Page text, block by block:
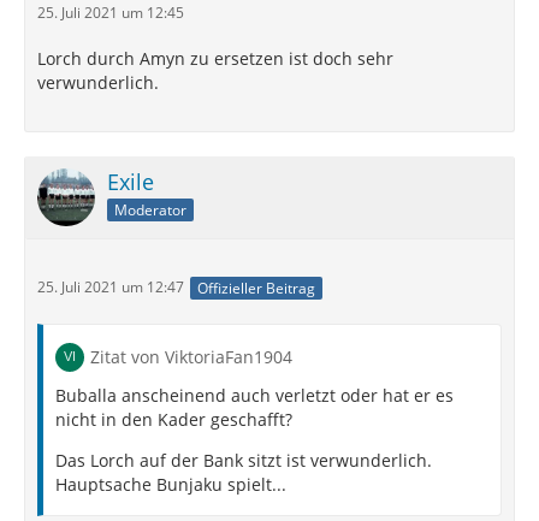
25. Juli 2021 um 12:45
Lorch durch Amyn zu ersetzen ist doch sehr
verwunderlich.
Exile
Moderator
25. Juli 2021 um 12:47 Offizieller Beitrag
Zitat von ViktoriaFan1904
Buballa anscheinend auch verletzt oder hat er es
nicht in den Kader geschafft?
Das Lorch auf der Bank sitzt ist verwunderlich.
Hauptsache Bunjaku spielt...